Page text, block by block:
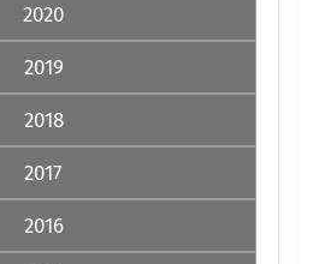
2020
2019
2018
2017
2016